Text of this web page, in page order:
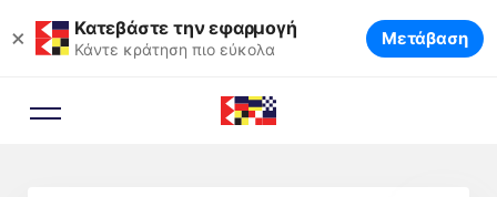
× Κατεβάστε την εφαρμογή
Κάντε κράτηση πιο εύκολα Μετάβαση